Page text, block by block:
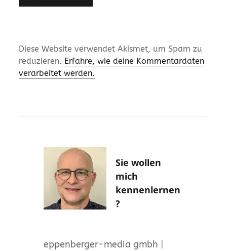
Diese Website verwendet Akismet, um Spam zu
reduzieren. Erfahre, wie deine Kommentardaten
verarbeitet werden.
Sie wollen
mich
kennenlernen
?
eppenberger-media gmbh |